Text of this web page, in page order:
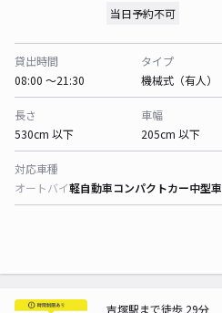
当日予約不可
貸出時間
08:00 〜21:30
タイプ
機械式（有人）
長さ
530cm 以下
車幅
205cm 以下
対応車種
オートバイ軽自動車コンパクトカー中型車
吉塚駅まで徒歩 29分